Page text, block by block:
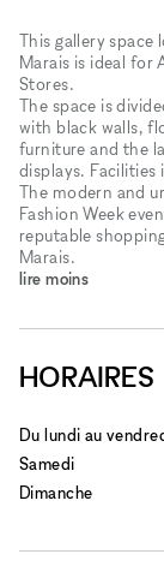
This gallery space
Marais is ideal for
Stores.
The space is
with black walls,
furniture and the
displays. Facilities
The modern and
Fashion Week
reputable
Marais.
lire moins
HORAIRES
Du lundi au
Samedi
Dimanche